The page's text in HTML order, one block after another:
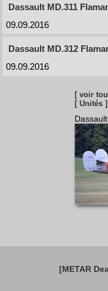
Dassault MD.311
09.09.2016
Dassault MD.312
09.09.2016
[ voir
[ Unités ]
[METAR